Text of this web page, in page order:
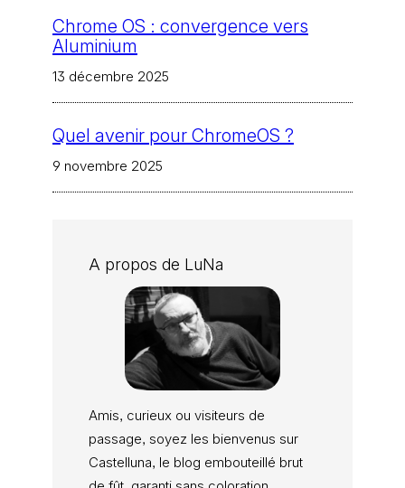
Chrome OS : convergence vers
Aluminium
13 décembre 2025
Quel avenir pour ChromeOS ?
9 novembre 2025
A propos de LuNa
Amis, curieux ou visiteurs de
passage, soyez les bienvenus sur
Castelluna, le blog embouteillé brut